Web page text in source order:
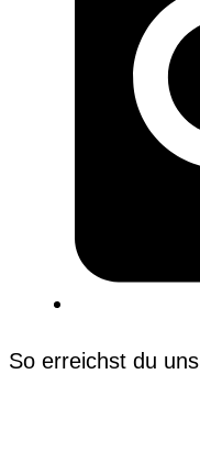
So erreichst du uns